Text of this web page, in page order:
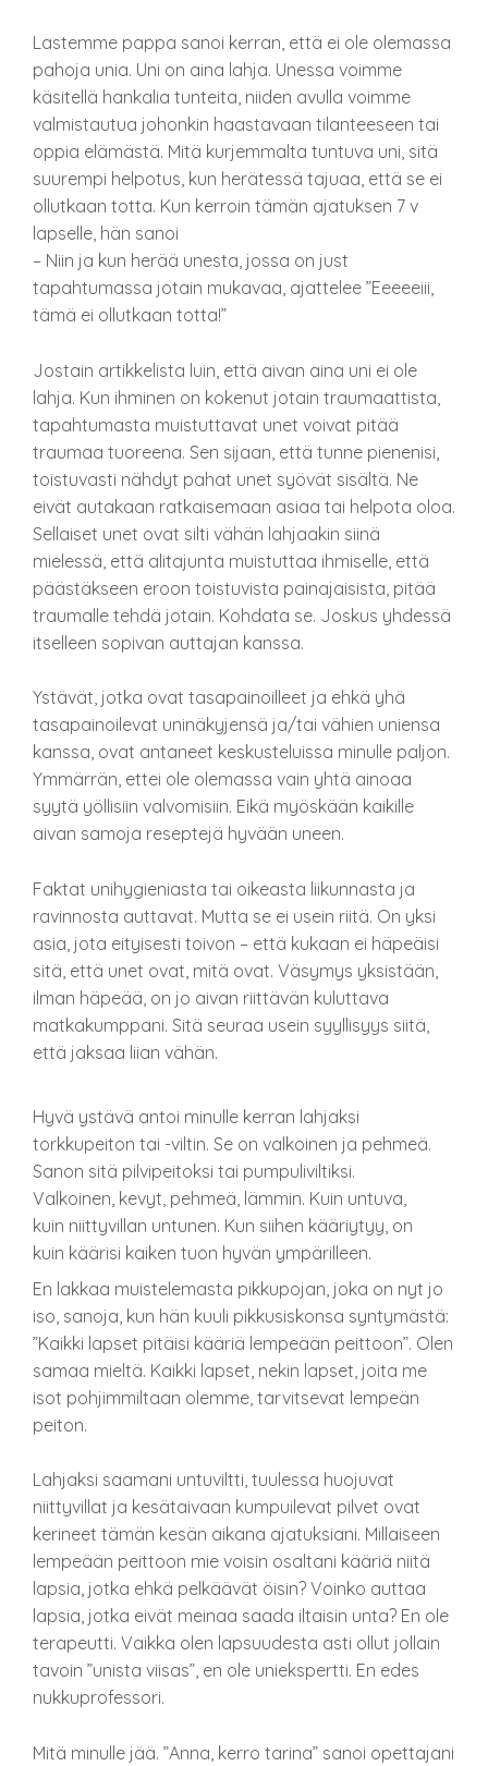
Lastemme pappa sanoi kerran, että ei ole olemassa
pahoja unia. Uni on aina lahja. Unessa voimme
käsitellä hankalia tunteita, niiden avulla voimme
valmistautua johonkin haastavaan tilanteeseen tai
oppia elämästä. Mitä kurjemmalta tuntuva uni, sitä
suurempi helpotus, kun herätessä tajuaa, että se ei
ollutkaan totta. Kun kerroin tämän ajatuksen 7 v
lapselle, hän sanoi
– Niin ja kun herää unesta, jossa on just
tapahtumassa jotain mukavaa, ajattelee ”Eeeeeiii,
tämä ei ollutkaan totta!”
Jostain artikkelista luin, että aivan aina uni ei ole
lahja. Kun ihminen on kokenut jotain traumaattista,
tapahtumasta muistuttavat unet voivat pitää
traumaa tuoreena. Sen sijaan, että tunne pienenisi,
toistuvasti nähdyt pahat unet syövät sisältä. Ne
eivät autakaan ratkaisemaan asiaa tai helpota oloa.
Sellaiset unet ovat silti vähän lahjaakin siinä
mielessä, että alitajunta muistuttaa ihmiselle, että
päästäkseen eroon toistuvista painajaisista, pitää
traumalle tehdä jotain. Kohdata se. Joskus yhdessä
itselleen sopivan auttajan kanssa.
Ystävät, jotka ovat tasapainoilleet ja ehkä yhä
tasapainoilevat uninäkyjensä ja/tai vähien uniensa
kanssa, ovat antaneet keskusteluissa minulle paljon.
Ymmärrän, ettei ole olemassa vain yhtä ainoaa
syytä yöllisiin valvomisiin. Eikä myöskään kaikille
aivan samoja reseptejä hyvään uneen.
Faktat unihygieniasta tai oikeasta liikunnasta ja
ravinnosta auttavat. Mutta se ei usein riitä. On yksi
asia, jota eityisesti toivon – että kukaan ei häpeäisi
sitä, että unet ovat, mitä ovat. Väsymys yksistään,
ilman häpeää, on jo aivan riittävän kuluttava
matkakumppani. Sitä seuraa usein syyllisyys siitä,
että jaksaa liian vähän.
Hyvä ystävä antoi minulle kerran lahjaksi
torkkupeiton tai -viltin. Se on valkoinen ja pehmeä.
Sanon sitä pilvipeitoksi tai pumpuliviltiksi.
Valkoinen, kevyt, pehmeä, lämmin. Kuin untuva,
kuin niittyvillan untunen. Kun siihen kääriytyy, on
kuin käärisi kaiken tuon hyvän ympärilleen.
En lakkaa muistelemasta pikkupojan, joka on nyt jo
iso, sanoja, kun hän kuuli pikkusiskonsa syntymästä:
”Kaikki lapset pitäisi kääriä lempeään peittoon”. Olen
samaa mieltä. Kaikki lapset, nekin lapset, joita me
isot pohjimmiltaan olemme, tarvitsevat lempeän
peiton.
Lahjaksi saamani untuviltti, tuulessa huojuvat
niittyvillat ja kesätaivaan kumpuilevat pilvet ovat
kerineet tämän kesän aikana ajatuksiani. Millaiseen
lempeään peittoon mie voisin osaltani kääriä niitä
lapsia, jotka ehkä pelkäävät öisin? Voinko auttaa
lapsia, jotka eivät meinaa saada iltaisin unta? En ole
terapeutti. Vaikka olen lapsuudesta asti ollut jollain
tavoin ”unista viisas”, en ole uniekspertti. En edes
nukkuprofessori.
Mitä minulle jää. ”Anna, kerro tarina” sanoi opettajani